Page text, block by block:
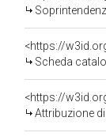
Soprintendenza
<https://
Scheda
Attribuzione